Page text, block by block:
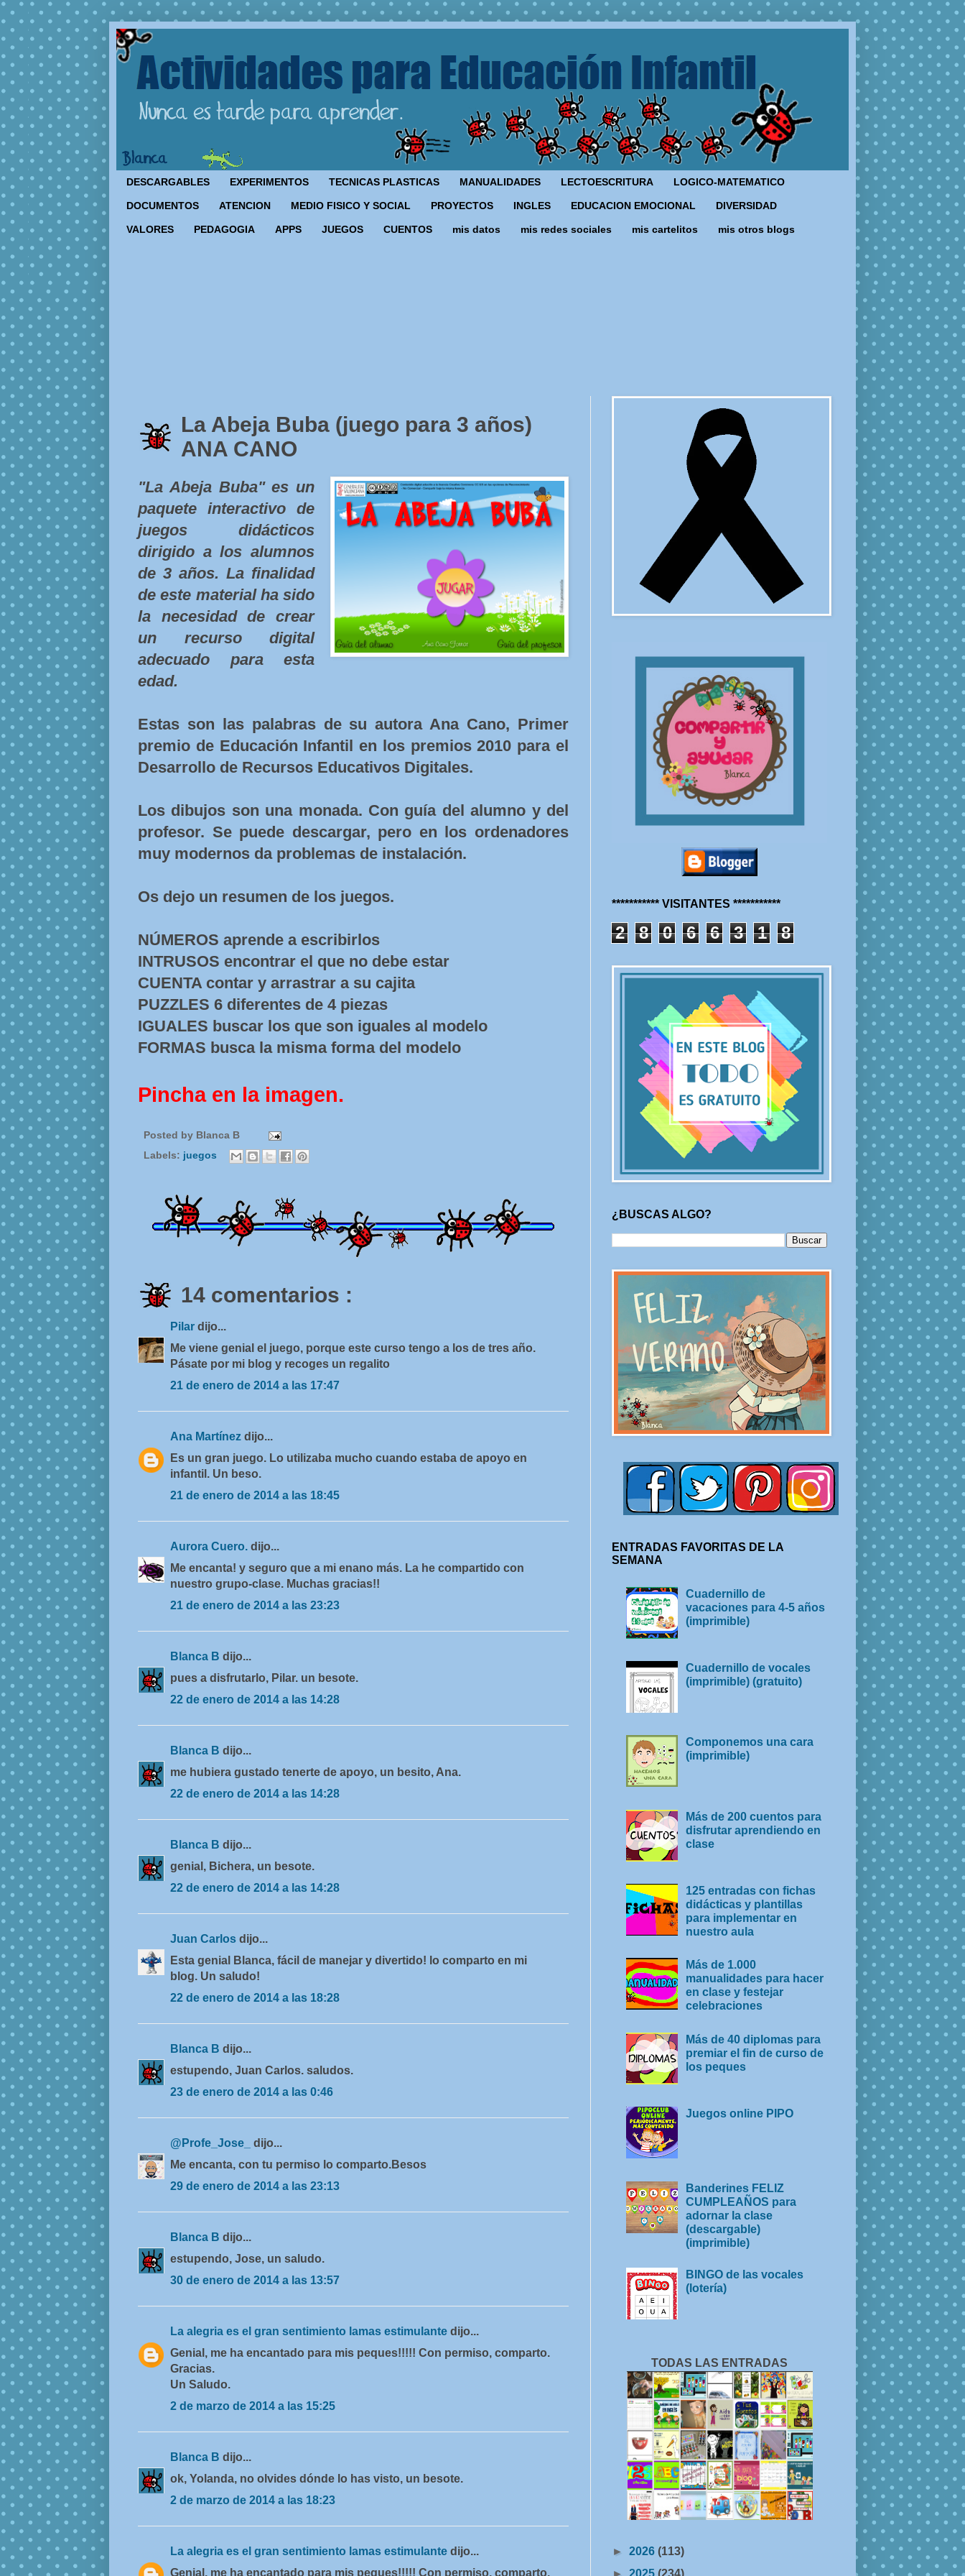
DESCARGABLES EXPERIMENTOS TECNICAS PLASTICAS MANUALIDADES LECTOESCRITURA LOGICO-MATEMATICO
DOCUMENTOS ATENCION MEDIO FISICO Y SOCIAL PROYECTOS INGLES EDUCACION EMOCIONAL DIVERSIDAD
VALORES PEDAGOGIA APPS JUEGOS CUENTOS mis datos mis redes sociales mis cartelitos mis otros blogs
La Abeja Buba (juego para 3 años)
ANA CANO
"La Abeja Buba" es un
paquete interactivo de
juegos didácticos
dirigido a los alumnos
de 3 años. La finalidad
de este material ha sido
la necesidad de crear
un recurso digital
adecuado para esta
edad.
Estas son las palabras de su autora Ana Cano, Primer
premio de Educación Infantil en los premios 2010 para el
Desarrollo de Recursos Educativos Digitales.
Los dibujos son una monada. Con guía del alumno y del
profesor. Se puede descargar, pero en los ordenadores
muy modernos da problemas de instalación.
Os dejo un resumen de los juegos.
NÚMEROS aprende a escribirlos
INTRUSOS encontrar el que no debe estar
CUENTA contar y arrastrar a su cajita
PUZZLES 6 diferentes de 4 piezas
IGUALES buscar los que son iguales al modelo
FORMAS busca la misma forma del modelo
Pincha en la imagen.
Posted by Blanca B
Labels: juegos
14 comentarios :
Pilar dijo...
Me viene genial el juego, porque este curso tengo a los de tres año.
Pásate por mi blog y recoges un regalito
21 de enero de 2014 a las 17:47
Ana Martínez dijo...
Es un gran juego. Lo utilizaba mucho cuando estaba de apoyo en
infantil. Un beso.
21 de enero de 2014 a las 18:45
Aurora Cuero. dijo...
Me encanta! y seguro que a mi enano más. La he compartido con
nuestro grupo-clase. Muchas gracias!!
21 de enero de 2014 a las 23:23
Blanca B dijo...
pues a disfrutarlo, Pilar. un besote.
22 de enero de 2014 a las 14:28
Blanca B dijo...
me hubiera gustado tenerte de apoyo, un besito, Ana.
22 de enero de 2014 a las 14:28
Blanca B dijo...
genial, Bichera, un besote.
22 de enero de 2014 a las 14:28
Juan Carlos dijo...
Esta genial Blanca, fácil de manejar y divertido! lo comparto en mi
blog. Un saludo!
22 de enero de 2014 a las 18:28
Blanca B dijo...
estupendo, Juan Carlos. saludos.
23 de enero de 2014 a las 0:46
@Profe_Jose_ dijo...
Me encanta, con tu permiso lo comparto.Besos
29 de enero de 2014 a las 23:13
Blanca B dijo...
estupendo, Jose, un saludo.
30 de enero de 2014 a las 13:57
La alegria es el gran sentimiento lamas estimulante dijo...
Genial, me ha encantado para mis peques!!!!! Con permiso, comparto.
Gracias.
Un Saludo.
2 de marzo de 2014 a las 15:25
Blanca B dijo...
ok, Yolanda, no olvides dónde lo has visto, un besote.
2 de marzo de 2014 a las 18:23
La alegria es el gran sentimiento lamas estimulante dijo...
Genial, me ha encantado para mis peques!!!!! Con permiso, comparto.
*********** VISITANTES ***********
2 8 0 6 6 3 1 8
¿BUSCAS ALGO?
ENTRADAS FAVORITAS DE LA
SEMANA
Cuadernillo de
vacaciones para 4-5 años
(imprimible)
Cuadernillo de vocales
(imprimible) (gratuito)
Componemos una cara
(imprimible)
Más de 200 cuentos para
disfrutar aprendiendo en
clase
125 entradas con fichas
didácticas y plantillas
para implementar en
nuestro aula
Más de 1.000
manualidades para hacer
en clase y festejar
celebraciones
Más de 40 diplomas para
premiar el fin de curso de
los peques
Juegos online PIPO
Banderines FELIZ
CUMPLEAÑOS para
adornar la clase
(descargable)
(imprimible)
BINGO de las vocales
(lotería)
TODAS LAS ENTRADAS
► 2026 (113)